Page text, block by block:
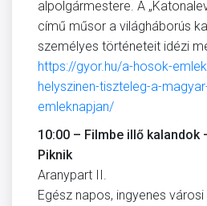
alpolgármestere. A
című műsor a világháborús
személyes történeteit idézi
https://gyor.hu/a-hosok-
helyszinen-tiszteleg-a-
emleknapjan/
10:00 – Filmbe illő kalandok
Piknik
Aranypart II.
Egész napos, ingyenes